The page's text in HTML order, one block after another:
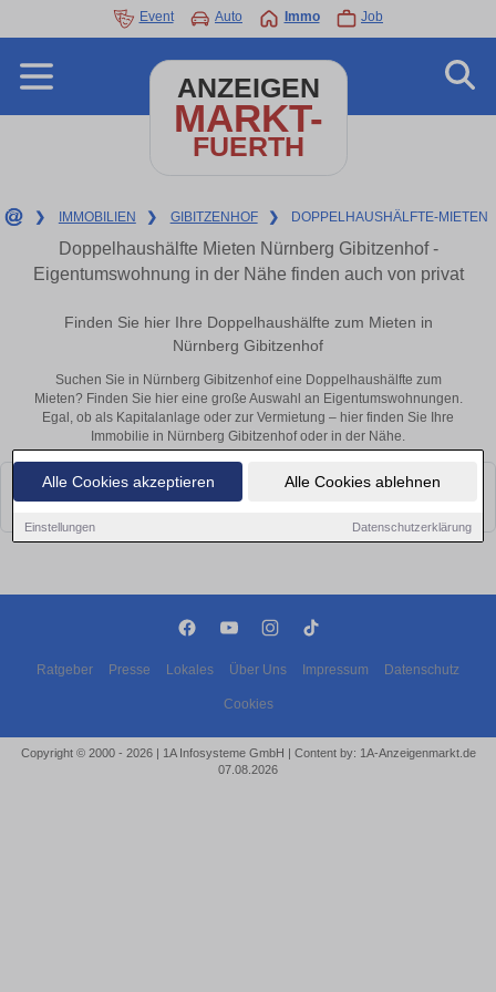
Alle Cookies akzeptieren Alle Cookies ablehnen
Einstellungen Datenschutzerklärung
Event Auto Immo Job
ANZEIGEN
MARKT-
FUERTH
❯ IMMOBILIEN ❯ GIBITZENHOF ❯ DOPPELHAUSHÄLFTE-MIETEN
Doppelhaushälfte Mieten Nürnberg Gibitzenhof -
Eigentumswohnung in der Nähe finden auch von privat
Finden Sie hier Ihre Doppelhaushälfte zum Mieten in
Nürnberg Gibitzenhof
Suchen Sie in Nürnberg Gibitzenhof eine Doppelhaushälfte zum
Mieten? Finden Sie hier eine große Auswahl an Eigentumswohnungen.
Egal, ob als Kapitalanlage oder zur Vermietung – hier finden Sie Ihre
Immobilie in Nürnberg Gibitzenhof oder in der Nähe.
Leider konnten wir derzeit keine passenden Objekte finden. Schauen Sie
bald wieder vorbei!
Ratgeber Presse Lokales Über Uns Impressum Datenschutz
Cookies
Copyright © 2000 - 2026 | 1A Infosysteme GmbH | Content by: 1A-Anzeigenmarkt.de
07.08.2026